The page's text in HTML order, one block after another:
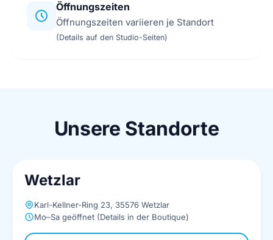
Öffnungszeiten
Öffnungszeiten variieren je Standort
(Details auf den Studio-Seiten)
Unsere Standorte
Wetzlar
Karl-Kellner-Ring 23, 35576 Wetzlar
Mo–Sa geöffnet (Details in der Boutique)